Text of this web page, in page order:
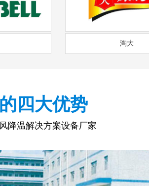
淘大
四大优势
降温解决方案设备厂家